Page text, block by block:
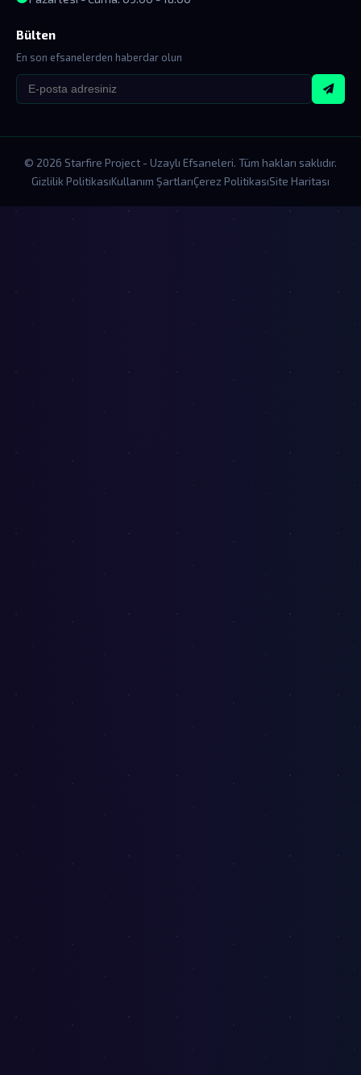
Bülten
En son efsanelerden haberdar olun
© 2026 Starfire Project - Uzaylı Efsaneleri. Tüm hakları saklıdır.
Gizlilik PolitikasıKullanım ŞartlarıÇerez PolitikasıSite Haritası